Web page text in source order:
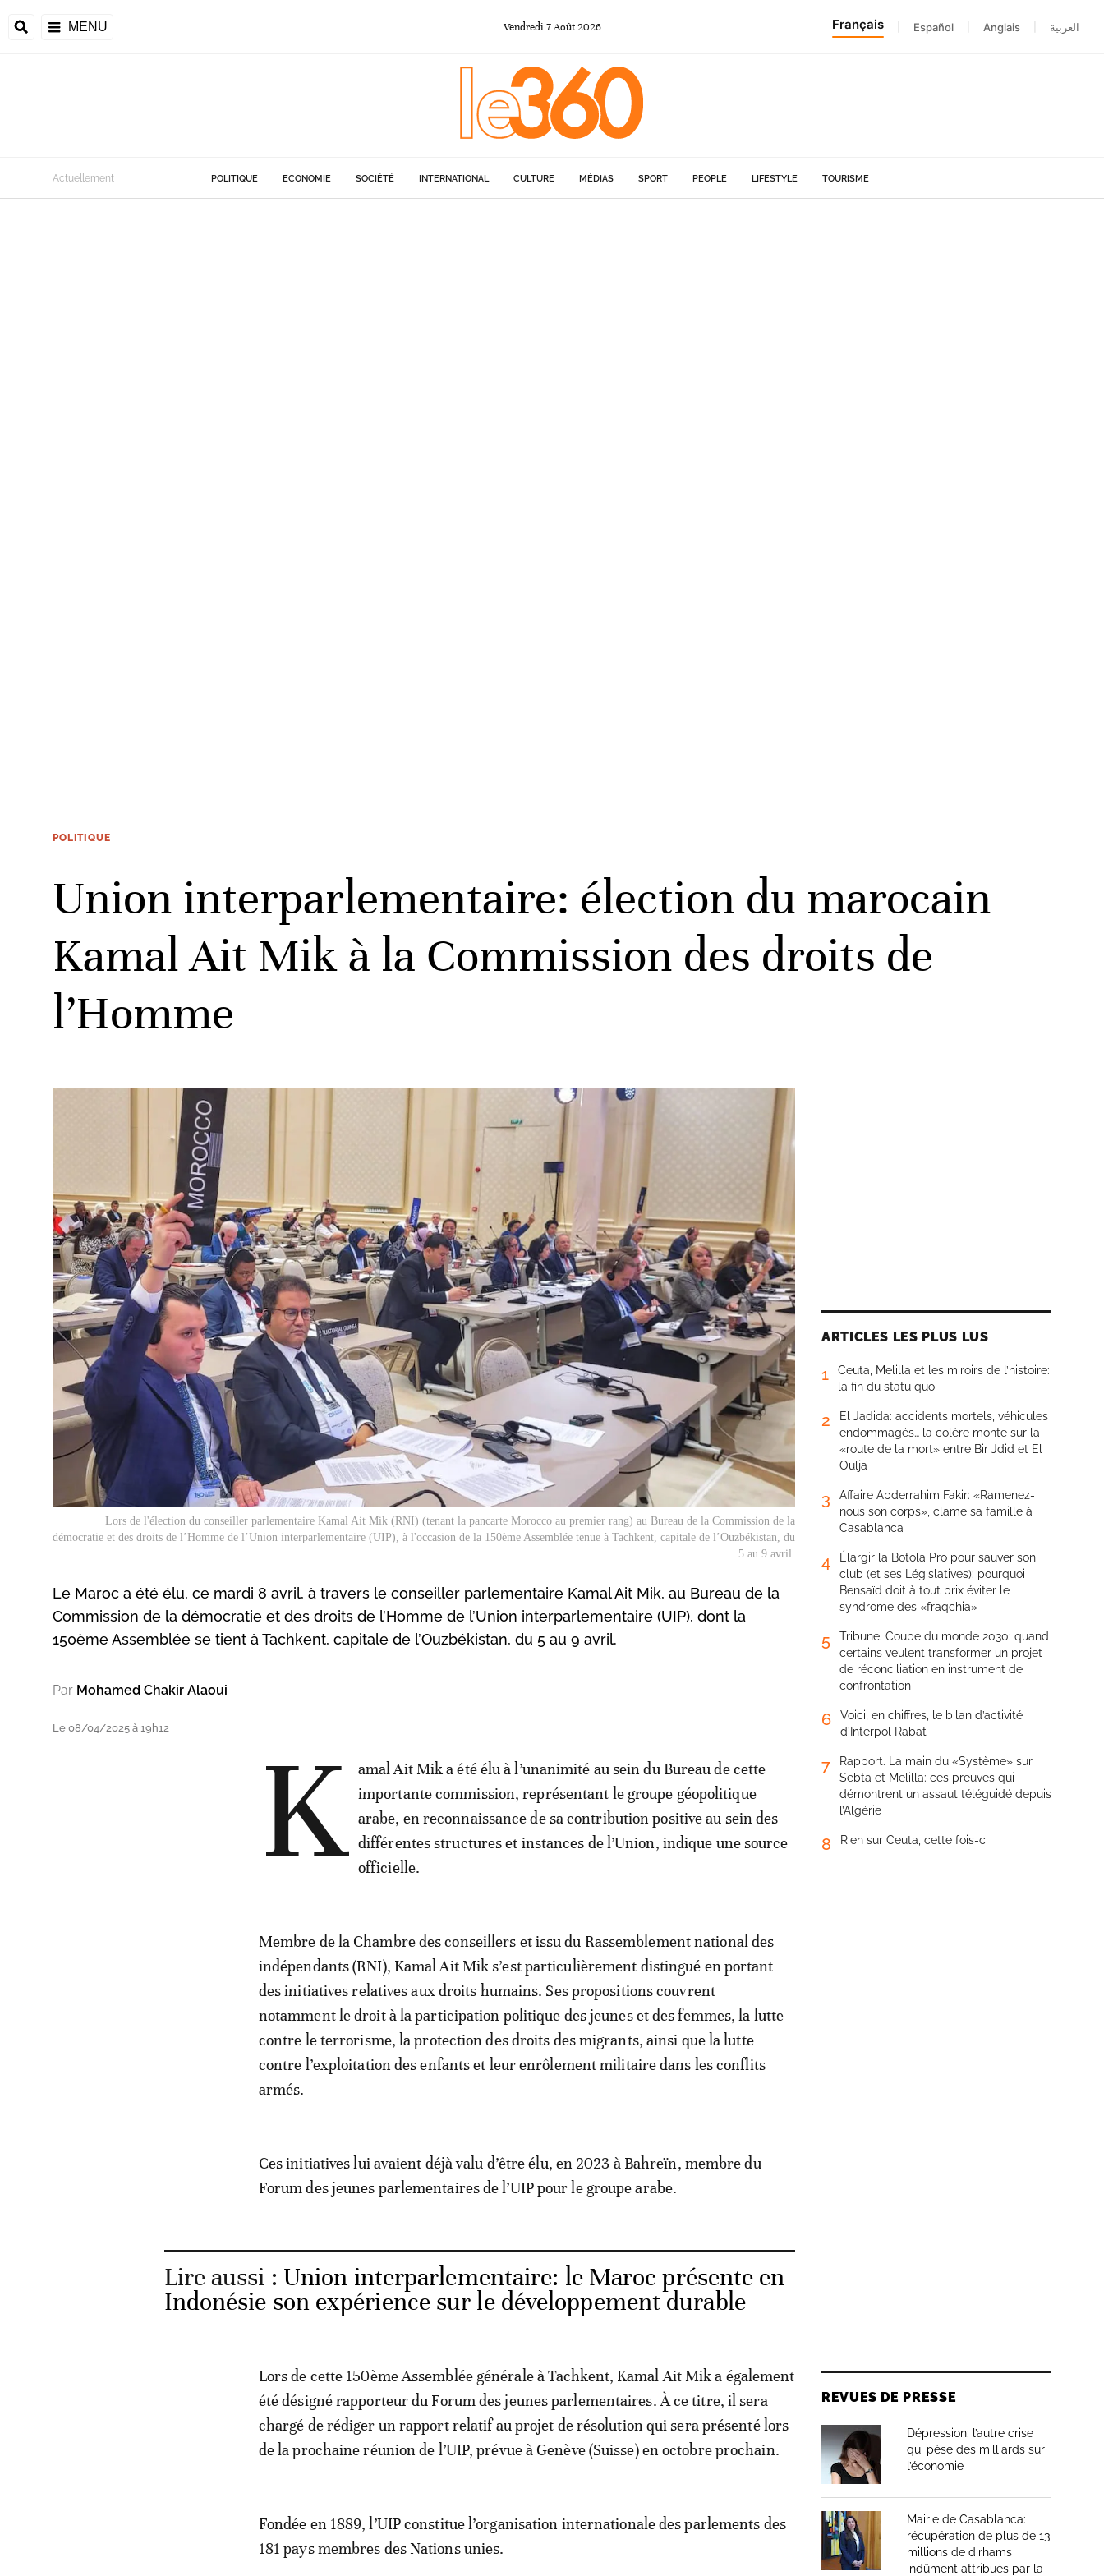
MENU Vendredi 7Août 2026 Français Español Anglais العربية
Actuellement POLITIQUE ECONOMIE SOCIÉTÉ INTERNATIONAL CULTURE MÉDIAS SPORT PEOPLE LIFESTYLE TOURISME
POLITIQUE
Union interparlementaire: élection du marocain
Kamal Ait Mik à la Commission des droits de
l’Homme
Lors de l'élection du conseiller parlementaire Kamal Ait Mik (RNI) (tenant la pancarte Morocco au premier rang) au Bureau de la Commission de la
démocratie et des droits de l’Homme de l’Union interparlementaire (UIP), à l'occasion de la 150ème Assemblée tenue à Tachkent, capitale de l’Ouzbékistan, du
5 au 9 avril.
Le Maroc a été élu, ce mardi 8 avril, à travers le conseiller parlementaire Kamal Ait Mik, au Bureau de la
Commission de la démocratie et des droits de l’Homme de l’Union interparlementaire (UIP), dont la
150ème Assemblée se tient à Tachkent, capitale de l’Ouzbékistan, du 5 au 9 avril.
Par Mohamed Chakir Alaoui
Le 08/04/2025 à 19h12 K amal Ait Mik a été élu à l’unanimité au sein du Bureau de cette
importante commission, représentant le groupe géopolitique
arabe, en reconnaissance de sa contribution positive au sein des
différentes structures et instances de l’Union, indique une source
officielle.
Membre de la Chambre des conseillers et issu du Rassemblement national des
indépendants (RNI), Kamal Ait Mik s’est particulièrement distingué en portant
des initiatives relatives aux droits humains. Ses propositions couvrent
notamment le droit à la participation politique des jeunes et des femmes, la lutte
contre le terrorisme, la protection des droits des migrants, ainsi que la lutte
contre l’exploitation des enfants et leur enrôlement militaire dans les conflits
armés.
Ces initiatives lui avaient déjà valu d’être élu, en 2023 à Bahreïn, membre du
Forum des jeunes parlementaires de l’UIP pour le groupe arabe.
Lire aussi : Union interparlementaire: le Maroc présente en
Indonésie son expérience sur le développement durable
Lors de cette 150ème Assemblée générale à Tachkent, Kamal Ait Mik a également
été désigné rapporteur du Forum des jeunes parlementaires. À ce titre, il sera
chargé de rédiger un rapport relatif au projet de résolution qui sera présenté lors
de la prochaine réunion de l’UIP, prévue à Genève (Suisse) en octobre prochain.
Fondée en 1889, l’UIP constitue l’organisation internationale des parlements des
181 pays membres des Nations unies.
ARTICLES LES PLUS LUS
1
Ceuta, Melilla et les miroirs de l’histoire:
la fin du statu quo
2
El Jadida: accidents mortels, véhicules
endommagés… la colère monte sur la
«route de la mort» entre Bir Jdid et El
Oulja
3
Affaire Abderrahim Fakir: «Ramenez-
nous son corps», clame sa famille à
Casablanca
4
Élargir la Botola Pro pour sauver son
club (et ses Législatives): pourquoi
Bensaïd doit à tout prix éviter le
syndrome des «fraqchia»
5
Tribune. Coupe du monde 2030: quand
certains veulent transformer un projet
de réconciliation en instrument de
confrontation
6
Voici, en chiffres, le bilan d’activité
d’Interpol Rabat
7
Rapport. La main du «Système» sur
Sebta et Melilla: ces preuves qui
démontrent un assaut téléguidé depuis
l’Algérie
8 Rien sur Ceuta, cette fois-ci
REVUES DE PRESSE
Dépression: l’autre crise
qui pèse des milliards sur
l’économie
Mairie de Casablanca:
récupération de plus de 13
millions de dirhams
indûment attribués par la